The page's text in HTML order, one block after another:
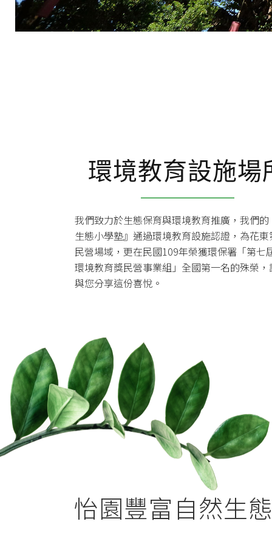
環境教育設施場
我們致力於生態保育與環境教育推廣，我們的
生態小學塾』通過環境教育設施認證，為花
民營場域，更在民國109年榮獲環保署「第七
環境教育獎民營事業組」全國第一名的殊榮，
與您分享這份喜悅。
怡園豐富自然生